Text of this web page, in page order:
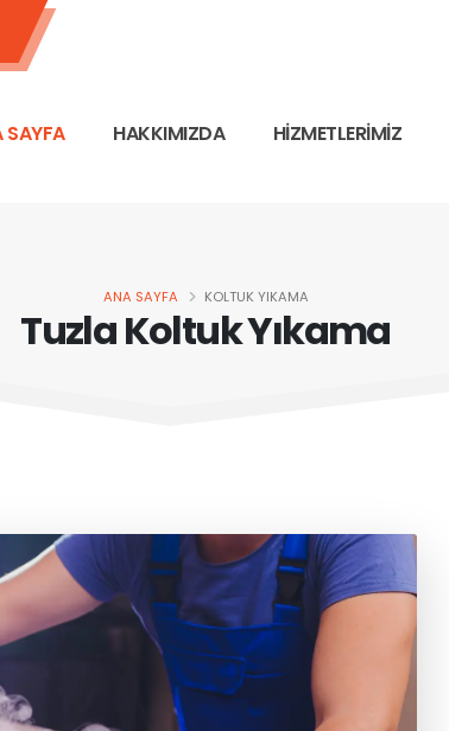
SAYFA HAKKIMIZDA HİZMETLERİMİZ
Tuzla Koltuk Yıkama
ANA SAYFA KOLTUK YIKAMA